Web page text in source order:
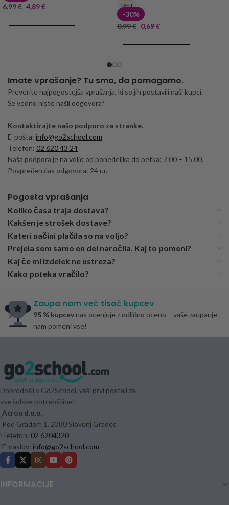
6,99€ 4,89€ DELI
-30%
0,99€ 0,69€
Imate vprašanje? Tu smo, da pomagamo.
Preverite najpogostejša vprašanja, ki so jih postavili naši kupci.
Še vedno niste našli odgovora?
Kontaktirajte našo podporo za stranke.
E-pošta: info@go2school.com
Telefon: 02 620 43 24
Naša podpora je na voljo od ponedeljka do petka: 7.00 – 15.00.
Povprečen čas odgovora: 24 ur.
Pogosta vprašanja
Koliko časa traja dostava?
Kakšen je strošek dostave?
Kateri načini plačila so na voljo?
Prejela sem samo en del naročila. Kaj to pomeni?
Kaj če mi izdelek ne ustreza?
Kako poteka vračilo?
Zaupa nam več tisoč kupcev
95 % kupcev nas ocenjuje z odlično oceno – vaše zaupanje
nam pomeni vse!
Dobrodošli v Go2School, vaši prvi postaji za
vse šolske potrebščine!
Acron d.o.o.
Pod Gradom 1, 2380 Slovenj Gradec
Telefon: 02 6204320
E-naslov: info@go2school.com
INFORMACIJE